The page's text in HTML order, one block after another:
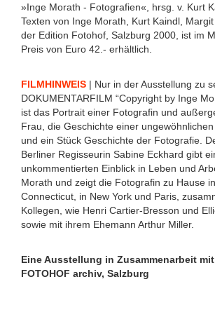
»Inge Morath - Fotografien«, hrsg. v. Kurt
Texten von Inge Morath, Kurt Kaindl,
der Edition Fotohof, Salzburg 2000, ist im
Preis von Euro 42.- erhältlich.
FILMHINWEIS | Nur in der Ausstellung zu
DOKUMENTARFILM “Copyright by Inge
ist das Portrait einer Fotografin und
Frau, die Geschichte einer
und ein Stück Geschichte der Fotografie.
Berliner Regisseurin Sabine Eckhard gibt
unkommentierten Einblick in Leben und
Morath und zeigt die Fotografin zu Hause in
Connecticut, in New York und Paris,
Kollegen, wie Henri Cartier-Bresson und
sowie mit ihrem Ehemann Arthur Miller.
Eine Ausstellung in Zusammenarbeit
FOTOHOF archiv, Salzburg